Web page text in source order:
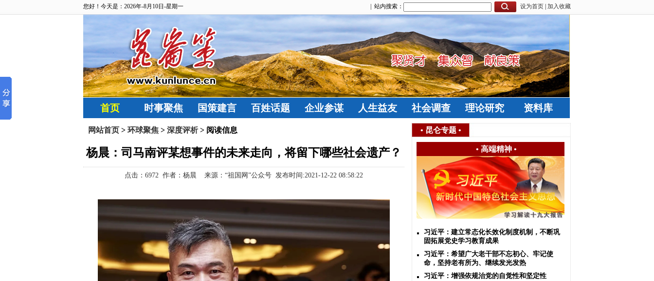
您好！今天是：2026年-8月10日-星期一 设为首页 加入收藏
| 站内搜索：
首页 时事聚焦 国策建言 百姓话题 企业参谋 人生益友 社会调查 理论研究 资料库
网站首页 > 环球聚焦 > 深度评析> 阅读信息
杨晨：司马南评某想事件的未来走向，将留下哪些社会遗产？
点击： 6972 作者：杨晨 来源：“祖国网”公众号 发布时间:2021-12-22 08:58:22
• 昆仑专题 •
• 高端精神•
习近平：建立常态化长效化制度机制，不断巩
固拓展党史学习教育成果
习近平：希望广大老干部不忘初心、牢记使
命，坚持老有所为、继续发光发热
习近平：增强依规治党的自觉性和坚定性